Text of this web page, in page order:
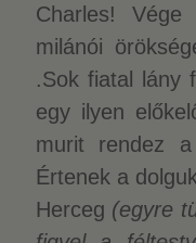
Charles!
milánói
.Sok fiatal lány
egy ilyen
murit rendez
Értenek a
Herceg (egyre